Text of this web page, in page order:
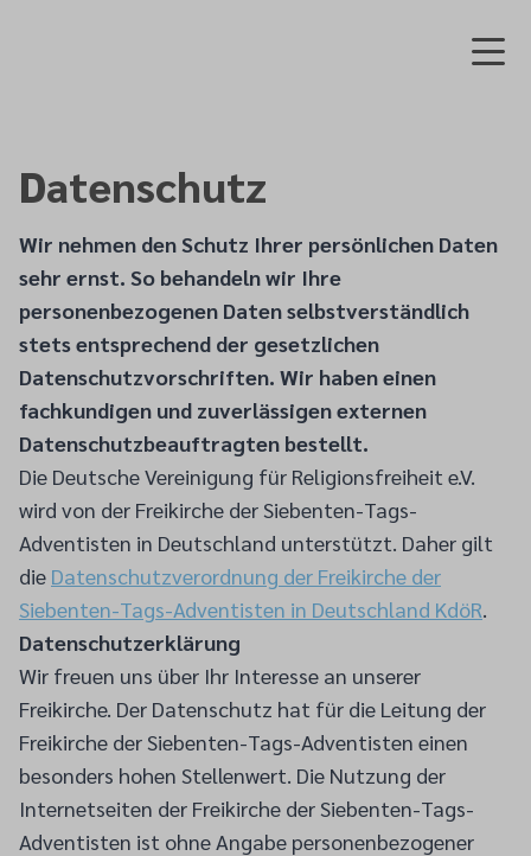
Datenschutz
Wir nehmen den Schutz Ihrer persönlichen Daten
sehr ernst. So behandeln wir Ihre
personenbezogenen Daten selbstverständlich
stets entsprechend der gesetzlichen
Datenschutzvorschriften. Wir haben einen
fachkundigen und zuverlässigen externen
Datenschutzbeauftragten bestellt.
Die Deutsche Vereinigung für Religionsfreiheit e.V.
wird von der Freikirche der Siebenten-Tags-
Adventisten in Deutschland unterstützt. Daher gilt
die Datenschutzverordnung der Freikirche der
Siebenten-Tags-Adventisten in Deutschland KdöR.
Datenschutzerklärung
Wir freuen uns über Ihr Interesse an unserer
Freikirche. Der Datenschutz hat für die Leitung der
Freikirche der Siebenten-Tags-Adventisten einen
besonders hohen Stellenwert. Die Nutzung der
Internetseiten der Freikirche der Siebenten-Tags-
Adventisten ist ohne Angabe personenbezogener